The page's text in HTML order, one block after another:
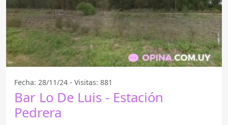
Fecha: 28/11/24 - Visitas: 881
Bar Lo De Luis - Estación
Pedrera